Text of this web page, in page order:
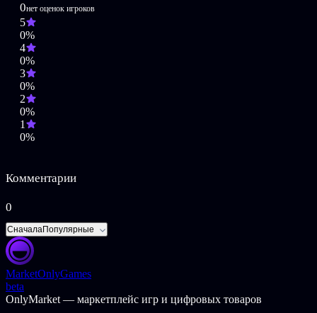
Обновление посадки
растения за пределами грядок для придания им
декоративного вида.
Готовы провести время с семьей и создать новые
воспоминания?
Долина ждет вас!
2023 Untold Tales S.A., Mooneaters S.A. and Varsav Game Studios
S.A.. Everdream Valley logo, the Untold Tales logo, The Mooneaters
S.A. All rights reserved.
0нет оценок игроков
5
0%
4
0%
3
0%
2
0%
1
0%
Комментарии
0
СначалаПопулярные
MarketOnlyGames
beta
OnlyMarket — маркетплейс игр и цифровых товаров